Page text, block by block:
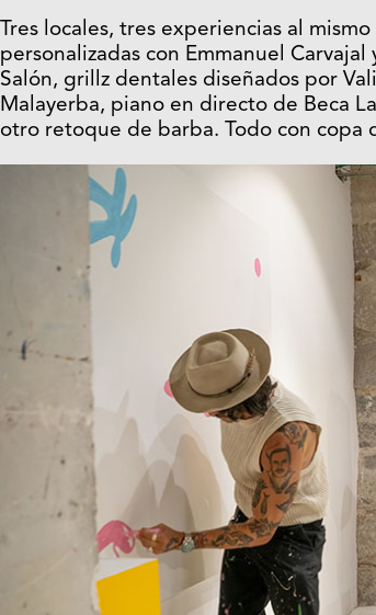
Tres locales, tres experiencias al
personalizadas con Emmanuel
Salón, grillz dentales diseñados por
Malayerba, piano en directo de Beca
otro retoque de barba. Todo con copa